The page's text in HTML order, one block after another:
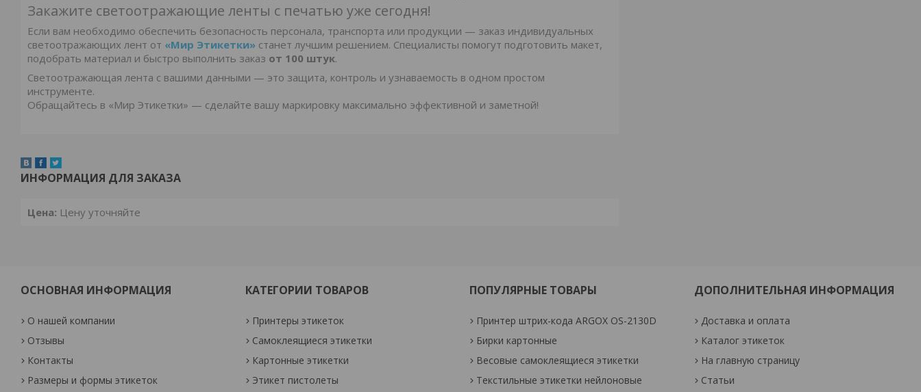
Закажите светоотражающие ленты с печатью уже сегодня!
Если вам необходимо обеспечить безопасность персонала, транспорта или продукции — заказ индивидуальных
светоотражающих лент от «Мир Этикетки» станет лучшим решением. Специалисты помогут подготовить макет,
подобрать материал и быстро выполнить заказ от 100 штук.
Светоотражающая лента с вашими данными — это защита, контроль и узнаваемость в одном простом
инструменте.
Обращайтесь в «Мир Этикетки» — сделайте вашу маркировку максимально эффективной и заметной!
ИНФОРМАЦИЯ ДЛЯ ЗАКАЗА
Цена: Цену уточняйте
ОСНОВНАЯ ИНФОРМАЦИЯ
О нашей компании
Отзывы
Контакты
Размеры и формы этикеток
КАТЕГОРИИ ТОВАРОВ
Принтеры этикеток
Самоклеящиеся этикетки
Картонные этикетки
Этикет пистолеты
ПОПУЛЯРНЫЕ ТОВАРЫ
Принтер штрих-кода ARGOX OS-2130D
Бирки картонные
Весовые самоклеящиеся этикетки
Текстильные этикетки нейлоновые
ДОПОЛНИТЕЛЬНАЯ ИНФОРМАЦИЯ
Доставка и оплата
Каталог этикеток
На главную страницу
Статьи